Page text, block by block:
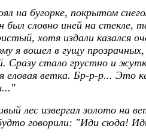
на бугорке, покрытом
был словно иней на стекле,
хотя издали казался
я вошел в гущу
Сразу стало грустно и
еловая ветка. Бр-р-р... Это
лес извергал золото на
говорили: "Иди сюда!